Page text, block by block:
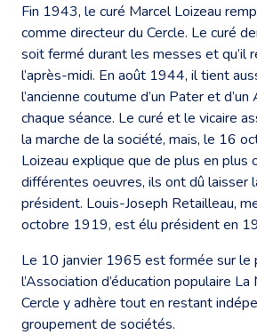
Fin 1943, le curé Marcel Loizeau
comme directeur du Cercle. Le curé
soit fermé durant les messes et qu’il
l’après-midi. En août 1944, il tient
l’ancienne coutume d’un Pater et
chaque séance. Le curé et le vicaire
la marche de la société, mais, le 16
Loizeau explique que de plus en plus
différentes oeuvres, ils ont dû laisser
président. Louis-Joseph Retailleau,
octobre 1919, est élu président en
Le 10 janvier 1965 est formée sur le
l’Association d’éducation populaire
Cercle y adhère tout en restant
groupement de sociétés.